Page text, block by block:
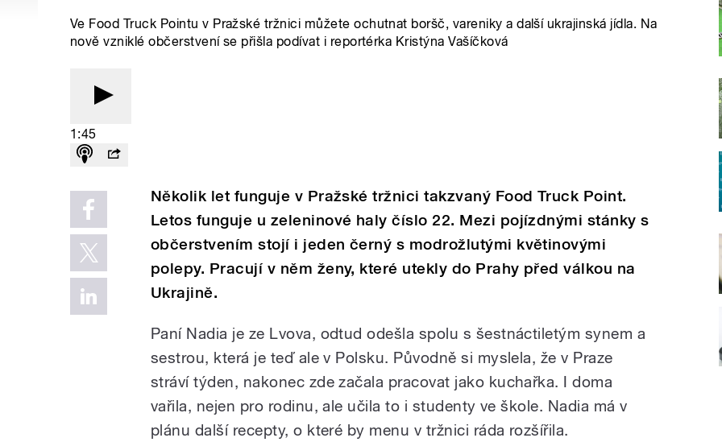
Ve Food Truck Pointu v Pražské tržnici můžete ochutnat boršč, vareniky a další ukrajinská jídla. Na
nově vzniklé občerstvení se přišla podívat i reportérka Kristýna Vašíčková
1:45
Několik let funguje v Pražské tržnici takzvaný Food Truck Point.
Letos funguje u zeleninové haly číslo 22. Mezi pojízdnými stánky s
občerstvením stojí i jeden černý s modrožlutými květinovými
polepy. Pracují v něm ženy, které utekly do Prahy před válkou na
Ukrajině.
Paní Nadia je ze Lvova, odtud odešla spolu s šestnáctiletým synem a
sestrou, která je teď ale v Polsku. Původně si myslela, že v Praze
stráví týden, nakonec zde začala pracovat jako kuchařka. I doma
vařila, nejen pro rodinu, ale učila to i studenty ve škole. Nadia má v
plánu další recepty, o které by menu v tržnici ráda rozšířila.